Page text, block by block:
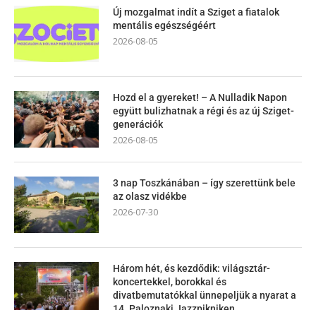
Új mozgalmat indít a Sziget a fiatalok
mentális egészségéért
2026-08-05
Hozd el a gyereket! – A Nulladik Napon
együtt bulizhatnak a régi és az új Sziget-
generációk
2026-08-05
3 nap Toszkánában – így szerettünk bele
az olasz vidékbe
2026-07-30
Három hét, és kezdődik: világsztár-
koncertekkel, borokkal és
divatbemutatókkal ünnepeljük a nyarat a